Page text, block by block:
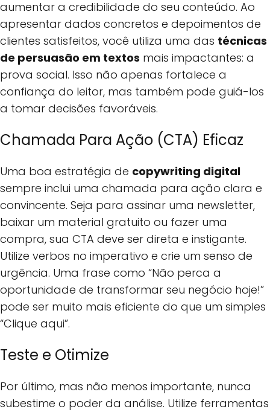
aumentar a credibilidade do seu conteúdo. Ao
apresentar dados concretos e depoimentos de
clientes satisfeitos, você utiliza uma das técnicas
de persuasão em textos mais impactantes: a
prova social. Isso não apenas fortalece a
confiança do leitor, mas também pode guiá-los
a tomar decisões favoráveis.
Chamada Para Ação (CTA) Eficaz
Uma boa estratégia de copywriting digital
sempre inclui uma chamada para ação clara e
convincente. Seja para assinar uma newsletter,
baixar um material gratuito ou fazer uma
compra, sua CTA deve ser direta e instigante.
Utilize verbos no imperativo e crie um senso de
urgência. Uma frase como “Não perca a
oportunidade de transformar seu negócio hoje!”
pode ser muito mais eficiente do que um simples
“Clique aqui”.
Teste e Otimize
Por último, mas não menos importante, nunca
subestime o poder da análise. Utilize ferramentas